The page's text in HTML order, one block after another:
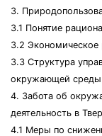
3.
3.1 Понятие
3.2 Экономическое
3.3 Структура
окружающей среды
4. Забота об
деятельность в
4.1 Меры по